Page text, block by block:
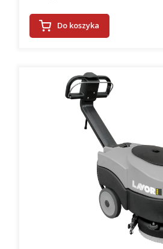
Do koszyka